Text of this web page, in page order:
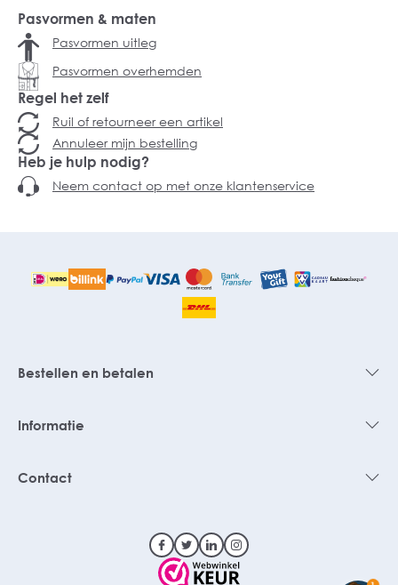
Pasvormen & maten
Pasvormen uitleg
Pasvormen overhemden
Regel het zelf
Ruil of retourneer een artikel
Annuleer mijn bestelling
Heb je hulp nodig?
Neem contact op met onze klantenservice
Bestellen en betalen
Informatie
Contact